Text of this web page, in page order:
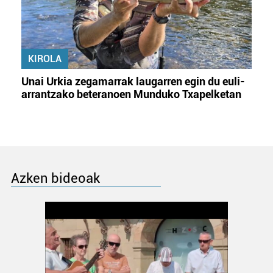
KIROLA
Unai Urkia zegamarrak laugarren egin du euli-
arrantzako beteranoen Munduko Txapelketan
Azken bideoak